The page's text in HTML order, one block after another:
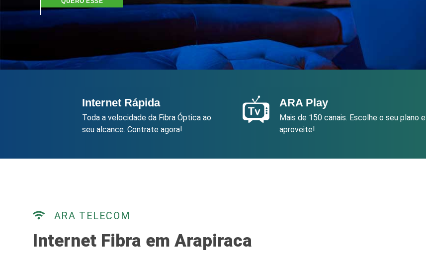
Internet Rápida
Toda a velocidade da Fibra Óptica ao
seu alcance. Contrate agora!
ARA Play
Mais de 150 canais. Escolhe o seu plano e
aproveite!
ARA TELECOM
Internet Fibra em Arapiraca